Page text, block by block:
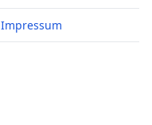
Impressum